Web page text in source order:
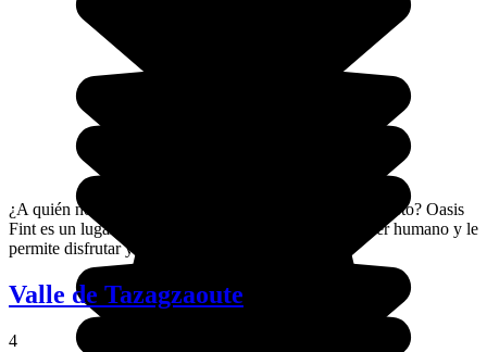
¿A quién no les gustaría ver un jardín en medio del desierto? Oasis
Fint es un lugar donde la naturaleza da una tregua al ser humano y le
permite disfrutar y relajarse.
Valle de Tazagzaoute
4